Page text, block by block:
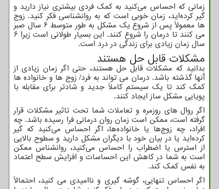
زمانی که احساس می‌کنید به کمک فردی بیشتری نیاز دارید و
گیر کرده‌اید، زمان خوبی است که به روانشناسی فکر کنید. زوج
ها معمولاً پس از شروع یک مشکل به طور متوسط ​​6 سال صبر
می کنند تا درمان را شروع کنند. این بسیار طولانی است زیرا 6
سال زمان زیادی برای زندگی در درد است.
مشکلات قابل حل هستند
بدانید که مشکلات قابل حل هستند، حتی اگر زمان زیادی از
آنها گذشته باشد. درمان می تواند به فرد/ زوج ها و خانواده ها
کمک کند تا یک سیستم کاملاً جدید و شادتر برای مقابله با
پویایی مشکل ساز ایجاد کنند.
اگر روال های روزمره و تعاملات شما تحت تاثیر مشکلات قرار
گرفته است، ممکن است زمان روان درمانی فرا رسیده باشد. چه
افراد، چه زوج‌ها یا خانواده‌ها، اگر احساس می‌کنید که گیر
کرده‌اید یا در بیان خود با دیگران مشکل دارید و سطوح بالایی
از استرس یا اضطراب را احساس می‌کنید، روانشناس ممکن
است به شما در کاهش این احساسات و افزایش سطح اعتماد
به نفس کمک کند.
اگر احساس تنهایی، گوشه گیری و ناامیدی می کنید، احتمالاً